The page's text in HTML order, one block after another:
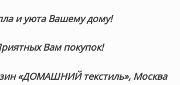
и уюта Вашему дому!
Вам покупок!
«ДОМАШНИЙ текстиль», Москва